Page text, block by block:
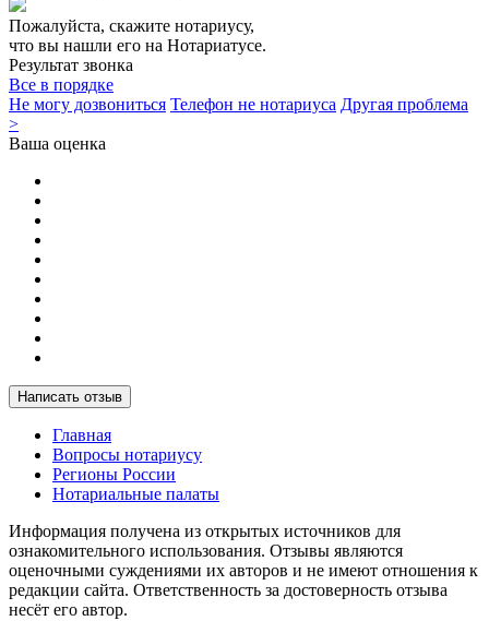
Пожалуйста, скажите нотариусу,
что вы нашли его на Нотариатусе.
Результат звонка
Все в порядке
Не могу дозвониться Телефон не нотариуса Другая проблема
>
Ваша оценка
Написать отзыв
Главная
Вопросы нотариусу
Регионы России
Нотариальные палаты
Информация получена из открытых источников для
ознакомительного использования. Отзывы являются
оценочными суждениями их авторов и не имеют отношения к
редакции сайта. Ответственность за достоверность отзыва
несёт его автор.